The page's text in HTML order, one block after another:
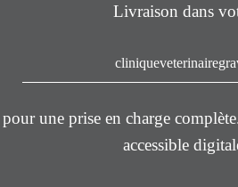
Livraison dans
pour une prise en charge
accessible